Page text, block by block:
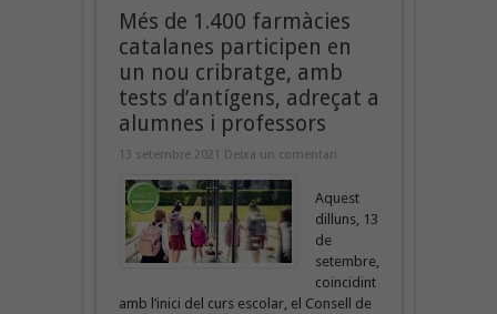
Més de 1.400 farmàcies
catalanes participen en
un nou cribratge, amb
tests d’antígens, adreçat a
alumnes i professors
13 setembre 2021 Deixa un comentari
Aquest
dilluns, 13
de
setembre,
coincidint
amb l’inici del curs escolar, el Consell de